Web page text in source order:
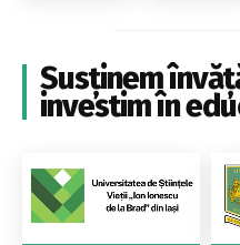
Susținem
investim în